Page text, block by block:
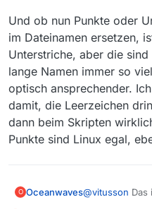
Und ob nun Punkte oder
im Dateinamen ersetzen,
Unterstriche, aber die
lange Namen immer so
optisch ansprechender.
damit, die Leerzeichen
dann beim Skripten
Punkte sind Linux egal,
O Oceanwaves@vitusson Das